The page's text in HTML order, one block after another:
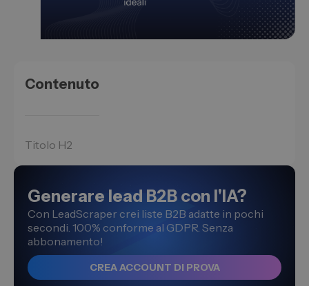
Contenuto
Titolo H2
Generare lead B2B con l'IA?
Con LeadScraper crei liste B2B adatte in pochi
secondi. 100% conforme al GDPR. Senza
abbonamento!
CREA ACCOUNT DI PROVA